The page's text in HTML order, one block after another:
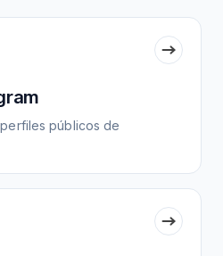
públicos de